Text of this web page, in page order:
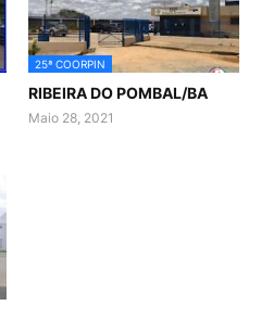
25ª COORPIN
RIBEIRA DO POMBAL/BA
Maio 28, 2021